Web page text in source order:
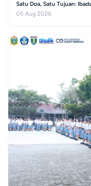
Satu Doa, Satu Tujuan:
05 Aug 2026